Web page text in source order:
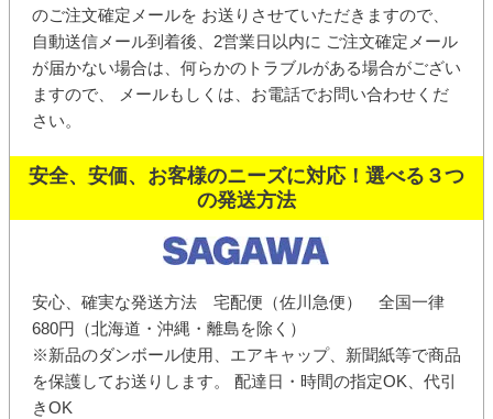
のご注文確定メールを お送りさせていただきますので、
自動送信メール到着後、2営業日以内に ご注文確定メール
が届かない場合は、何らかのトラブルがある場合がござい
ますので、 メールもしくは、お電話でお問い合わせくだ
さい。
安全、安価、お客様のニーズに対応！選べる３つ
の発送方法
安心、確実な発送方法 宅配便（佐川急便） 全国一律
680円（北海道・沖縄・離島を除く）
※新品のダンボール使用、エアキャップ、新聞紙等で商品
を保護してお送りします。 配達日・時間の指定OK、代引
きOK